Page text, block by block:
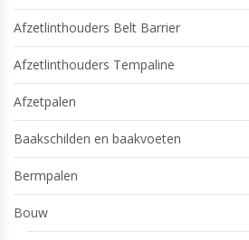
Afzetlinthouders Belt Barrier
Afzetlinthouders Tempaline
Afzetpalen
Baakschilden en baakvoeten
Bermpalen
Bouw